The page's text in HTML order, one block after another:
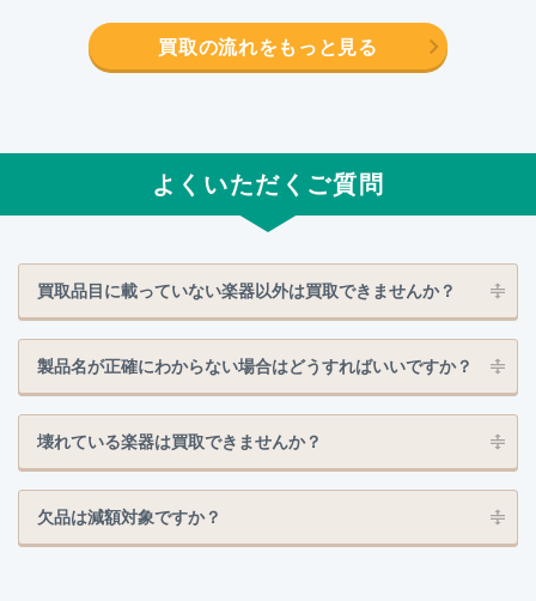
買取の流れをもっと見る
よくいただくご質問
買取品目に載っていない楽器以外は買取できませんか？
製品名が正確にわからない場合はどうすればいいですか？
壊れている楽器は買取できませんか？
欠品は減額対象ですか？